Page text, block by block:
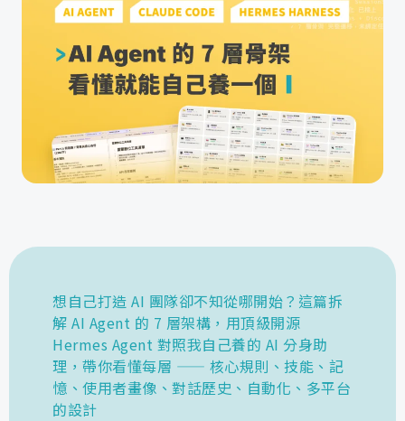
想自己打造 AI 團隊卻不知從哪開始？這篇拆
解 AI Agent 的 7 層架構，用頂級開源
Hermes Agent 對照我自己養的 AI 分身助
理，帶你看懂每層 —— 核心規則、技能、記
憶、使用者畫像、對話歷史、自動化、多平台
的設計